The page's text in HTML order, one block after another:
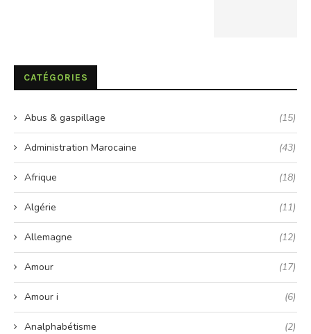
CATÉGORIES
Abus & gaspillage (15)
Administration Marocaine (43)
Afrique (18)
Algérie (11)
Allemagne (12)
Amour (17)
Amour i (6)
Analphabétisme (2)